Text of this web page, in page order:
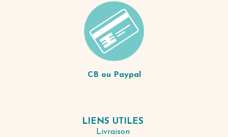
CB ou Paypal
LIENS UTILES
Livraison